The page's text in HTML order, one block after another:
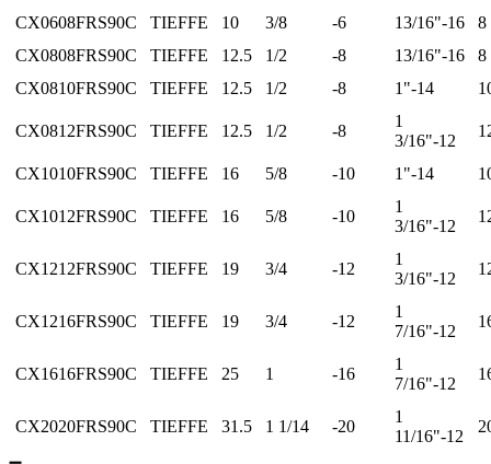
CX0608FRS90C
TIEFFE 10 3/8 -6 13/16"-16
8
CX0808FRS90C
TIEFFE 12.5 1/2 -8 13/16"-16
8
CX0810FRS90C
TIEFFE 12.5 1/2 -8 1"-14
CX0812FRS90C TIEFFE 12.5 1/2 -8
1
3/16"-12
CX1010FRS90C TIEFFE 16 5/8 -10 1"-14
CX1012FRS90C TIEFFE 16 5/8 -10
1
3/16"-12
CX1212FRS90C TIEFFE 19 3/4 -12
1
3/16"-12
CX1216FRS90C TIEFFE 19 3/4 -12
1
7/16"-12
CX1616FRS90C TIEFFE 25 1 -16
1
7/16"-12
CX2020FRS90C TIEFFE 31.5 1 1/14 -20
1
11/16"-12